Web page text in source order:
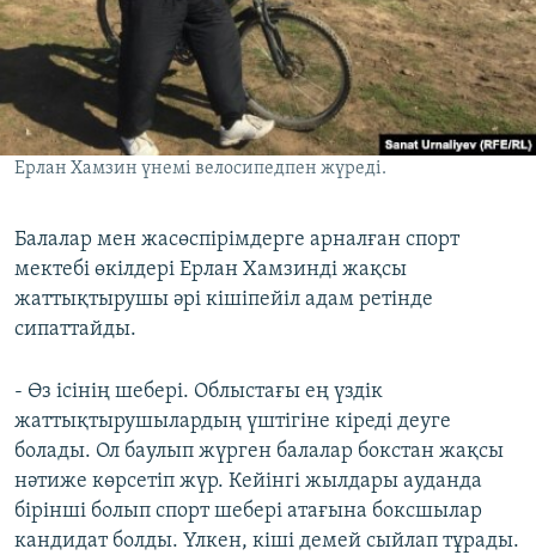
Ерлан Хамзин үнемі велосипедпен жүреді.
Балалар мен жасөспірімдерге арналған спорт
мектебі өкілдері Ерлан Хамзинді жақсы
жаттықтырушы әрі кішіпейіл адам ретінде
сипаттайды.
- Өз ісінің шебері. Облыстағы ең үздік
жаттықтырушылардың үштігіне кіреді деуге
болады. Ол баулып жүрген балалар бокстан жақсы
нәтиже көрсетіп жүр. Кейінгі жылдары ауданда
бірінші болып спорт шебері атағына боксшылар
кандидат болды. Үлкен, кіші демей сыйлап тұрады.